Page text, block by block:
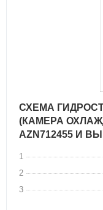
СХЕМА
(КАМЕРА
AZN712455 И
1
2
3